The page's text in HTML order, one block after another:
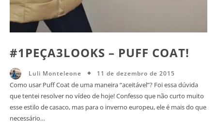
#1PEÇA3LOOKS – PUFF COAT!
Luli Monteleone 11 de dezembro de 2015
Como usar Puff Coat de uma maneira “aceitável”? Foi essa dúvida
que tentei resolver no vídeo de hoje! Confesso que não curto muito
esse estilo de casaco, mas para o inverno europeu, ele é mais do que
necessário…